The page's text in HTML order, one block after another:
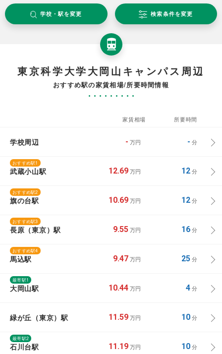
学校・駅を変更 検索条件を変更
東京科学大学大岡山キャンパス周辺
おすすめ駅の家賃相場/所要時間情報
家賃相場 所要時間
学校周辺 - 万円 - 分
おすすめ駅1
武蔵小山駅 12.69 万円 12分
おすすめ駅2
旗の台駅 10.69 万円 12分
おすすめ駅3
長原（東京）駅 9.55 万円 16分
おすすめ駅4
馬込駅 9.47 万円 25分
最寄駅1
大岡山駅 10.44 万円 4分
緑が丘（東京）駅 11.59 万円 10分
最寄駅2
石川台駅 11.19 万円 10分